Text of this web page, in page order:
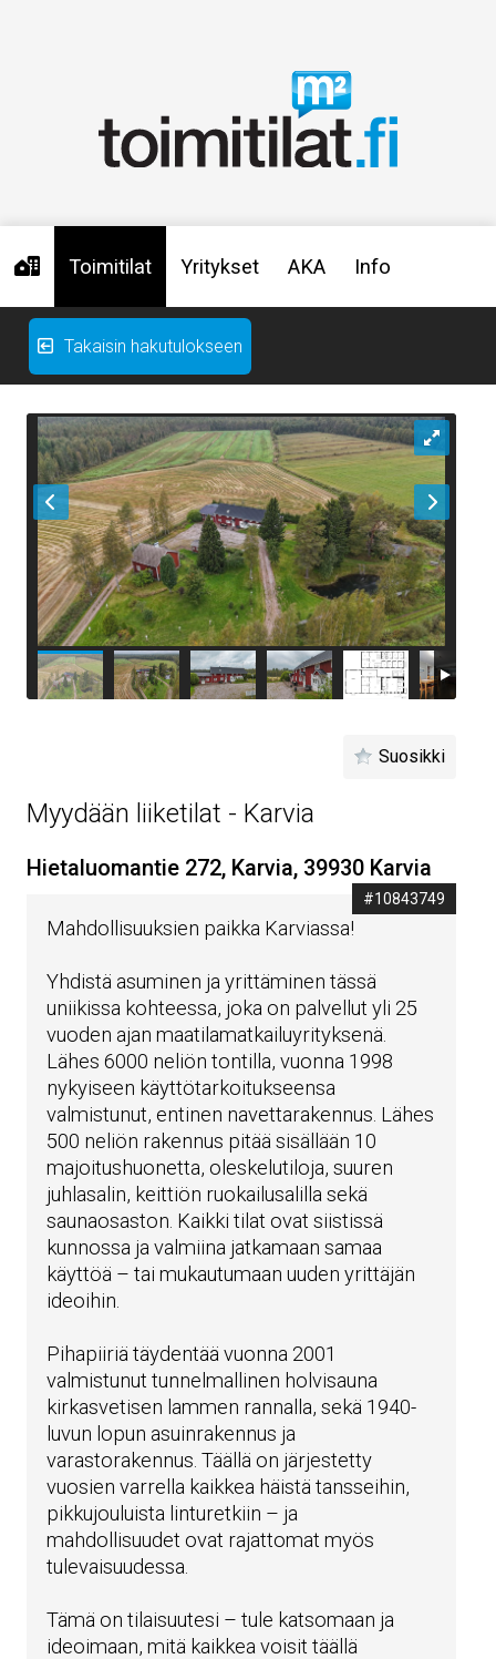
Toimitilat Yritykset AKA Info
Takaisin hakutulokseen
Suosikki
Myydään liiketilat - Karvia
Hietaluomantie 272, Karvia, 39930 Karvia
#10843749
Mahdollisuuksien paikka Karviassa!
Yhdistä asuminen ja yrittäminen tässä
uniikissa kohteessa, joka on palvellut yli 25
vuoden ajan maatilamatkailuyrityksenä.
Lähes 6000 neliön tontilla, vuonna 1998
nykyiseen käyttötarkoitukseensa
valmistunut, entinen navettarakennus. Lähes
500 neliön rakennus pitää sisällään 10
majoitushuonetta, oleskelutiloja, suuren
juhlasalin, keittiön ruokailusalilla sekä
saunaosaston. Kaikki tilat ovat siistissä
kunnossa ja valmiina jatkamaan samaa
käyttöä – tai mukautumaan uuden yrittäjän
ideoihin.
Pihapiiriä täydentää vuonna 2001
valmistunut tunnelmallinen holvisauna
kirkasvetisen lammen rannalla, sekä 1940-
luvun lopun asuinrakennus ja
varastorakennus. Täällä on järjestetty
vuosien varrella kaikkea häistä tansseihin,
pikkujouluista linturetkiin – ja
mahdollisuudet ovat rajattomat myös
tulevaisuudessa.
Tämä on tilaisuutesi – tule katsomaan ja
ideoimaan, mitä kaikkea voisit täällä